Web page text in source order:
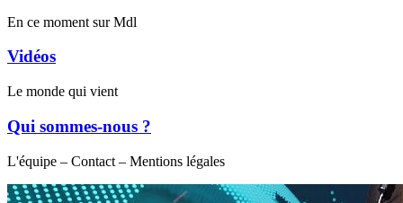
En ce moment sur Mdl
Vidéos
Le monde qui vient
Qui sommes-nous ?
L'équipe – Contact – Mentions légales